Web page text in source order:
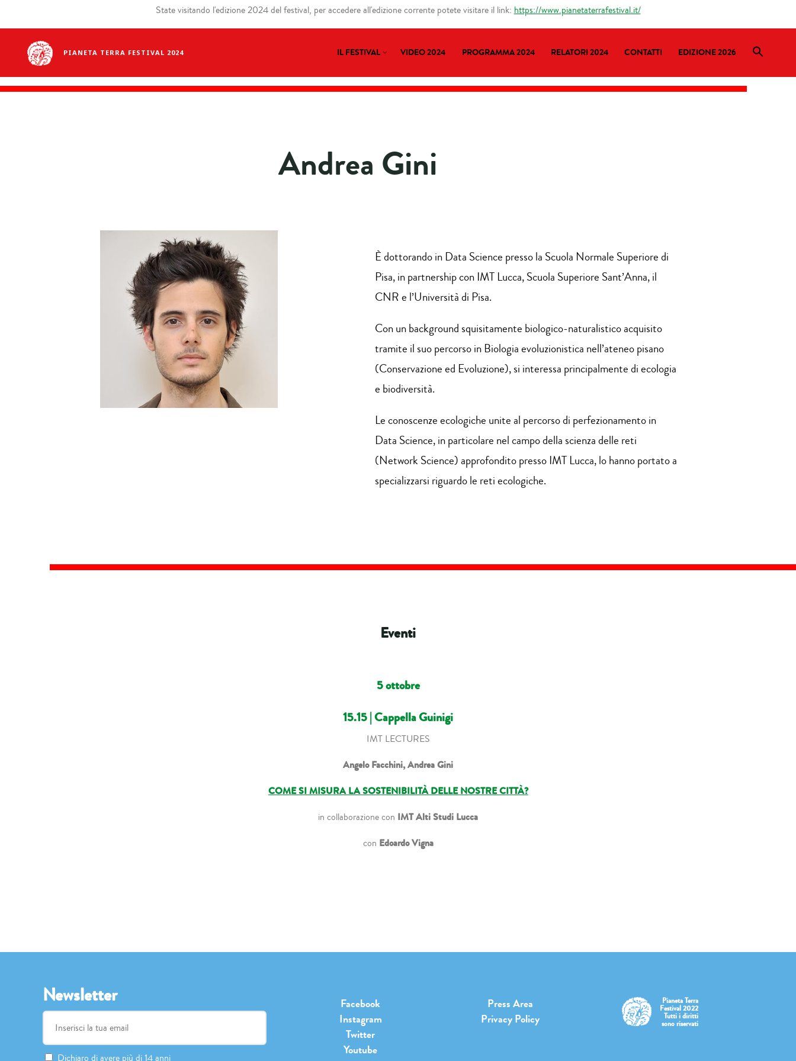
PIANETA TERRA FESTIVAL 2024 IL FESTIVAL VIDEO 2024 PROGRAMMA 2024 RELATORI 2024 CONTATTI EDIZIONE 2026
State visitando l'edizione 2024 del festival, per accedere all'edizione corrente potete visitare il link: https://www.pianetaterrafestival.it/
Andrea Gini
È dottorando in Data Science presso la Scuola Normale Superiore di
Pisa, in partnership con IMT Lucca, Scuola Superiore Sant’Anna, il
CNR e l’Università di Pisa.
Con un background squisitamente biologico-naturalistico acquisito
tramite il suo percorso in Biologia evoluzionistica nell’ateneo pisano
(Conservazione ed Evoluzione), si interessa principalmente di ecologia
e biodiversità.
Le conoscenze ecologiche unite al percorso di perfezionamento in
Data Science, in particolare nel campo della scienza delle reti
(Network Science) approfondito presso IMT Lucca, lo hanno portato a
specializzarsi riguardo le reti ecologiche.
Eventi
5 ottobre
15.15 | Cappella Guinigi
IMT LECTURES
Angelo Facchini, Andrea Gini
COME SI MISURA LA SOSTENIBILITÀ DELLE NOSTRE CITTÀ?
in collaborazione con IMT Alti Studi Lucca
con Edoardo Vigna
Newsletter
Dichiaro di avere più di 14 anni
Facebook
Instagram
Twitter
Youtube
Press Area
Privacy Policy
Pianeta Terra
Festival 2022
Tutti i diritti
sono riservati